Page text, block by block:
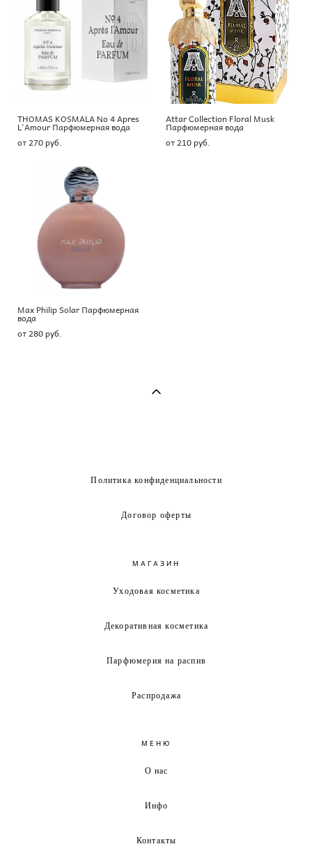
THOMAS KOSMALA No 4 Apres
L'Amour Парфюмерная вода
от 270 pуб.
Attar Collection Floral Musk
Парфюмерная вода
от 210 pуб.
Max Philip Solar Парфюмерная
вода
от 280 pуб.
Политика конфиденциальности
Договор оферты
МАГАЗИН
Уходовая косметика
Декоративная косметика
Парфюмерия на распив
Распродажа
МЕНЮ
О нас
Инфо
Контакты